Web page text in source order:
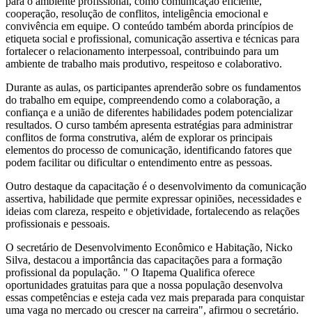
cooperação, resolução de conflitos, inteligência emocional e
convivência em equipe. O conteúdo também aborda princípios de
etiqueta social e profissional, comunicação assertiva e técnicas para
fortalecer o relacionamento interpessoal, contribuindo para um
ambiente de trabalho mais produtivo, respeitoso e colaborativo.
Durante as aulas, os participantes aprenderão sobre os fundamentos
do trabalho em equipe, compreendendo como a colaboração, a
confiança e a união de diferentes habilidades podem potencializar
resultados. O curso também apresenta estratégias para administrar
conflitos de forma construtiva, além de explorar os principais
elementos do processo de comunicação, identificando fatores que
podem facilitar ou dificultar o entendimento entre as pessoas.
Outro destaque da capacitação é o desenvolvimento da comunicação
assertiva, habilidade que permite expressar opiniões, necessidades e
ideias com clareza, respeito e objetividade, fortalecendo as relações
profissionais e pessoais.
O secretário de Desenvolvimento Econômico e Habitação, Nicko
Silva, destacou a importância das capacitações para a formação
profissional da população. " O Itapema Qualifica oferece
oportunidades gratuitas para que a nossa população desenvolva
essas competências e esteja cada vez mais preparada para conquistar
uma vaga no mercado ou crescer na carreira", afirmou o secretário.